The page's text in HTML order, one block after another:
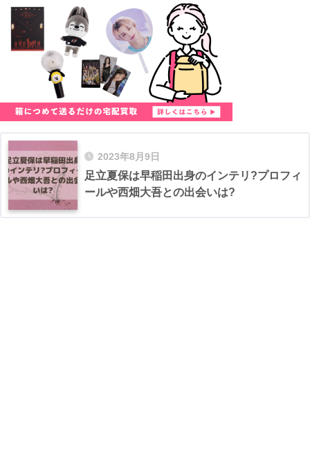
2023年8月9日
足立夏保は早稲田出身のインテリ?プロフィ
ールや西畑大吾との出会いは?